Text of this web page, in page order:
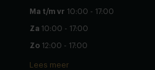
Ma t/m vr 10:00 - 17:00
Za 10:00 - 17:00
Zo 12:00 - 17:00
Lees meer